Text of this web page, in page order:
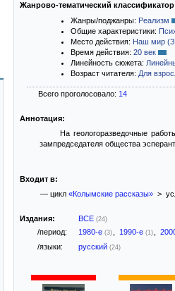
Жанрово-тематический
Жанры/поджанры: Реализм
Общие характеристики:
Место действия: Наш мир
Время действия: 20 век
Линейность сюжета:
Возраст читателя: Для
Всего проголосовало: 14
Аннотация:
На геологоразведочные
зампредседателя общества
Входит в:
— цикл «Колымские рассказы»>
Издания: ВСЕ (24)
/период: 1980-е (3) 1990-е (1)
/языки: русский (24)